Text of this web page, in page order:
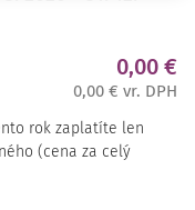
0,00 €
0,00 € vr. DPH
rok zaplatíte len
(cena za celý